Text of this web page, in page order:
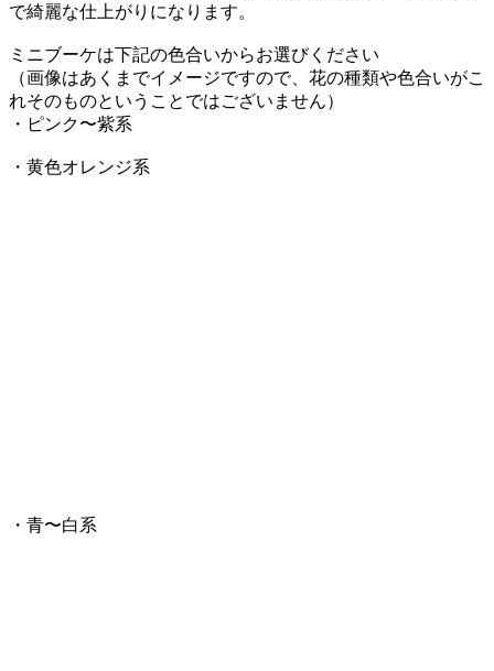
で綺麗な仕上がりになります。
ミニブーケは下記の色合いからお選びください
（画像はあくまでイメージですので、花の種類や色合いがこ
れそのものということではございません）
・ピンク〜紫系
・黄色オレンジ系
・青〜白系